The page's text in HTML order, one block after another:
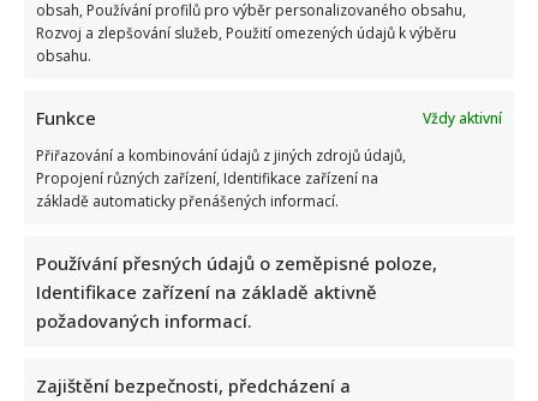
obsah, Používání profilů pro výběr personalizovaného obsahu,
Rozvoj a zlepšování služeb, Použití omezených údajů k výběru
obsahu.
Funkce
Vždy aktivní
Přiřazování a kombinování údajů z jiných zdrojů údajů,
Propojení různých zařízení, Identifikace zařízení na
základě automaticky přenášených informací.
Používání přesných údajů o zeměpisné poloze,
Identifikace zařízení na základě aktivně
požadovaných informací.
Zajištění bezpečnosti, předcházení a